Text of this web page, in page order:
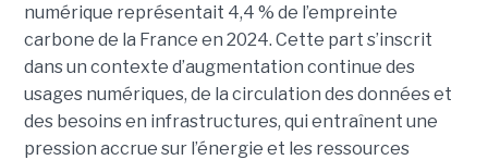
numérique représentait 4,4 % de l’empreinte
carbone de la France en 2024. Cette part s’inscrit
dans un contexte d’augmentation continue des
usages numériques, de la circulation des données et
des besoins en infrastructures, qui entraînent une
pression accrue sur l’énergie et les ressources